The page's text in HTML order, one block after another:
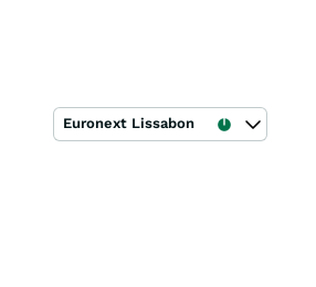
Euronext Lissabon